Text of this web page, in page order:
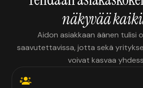
näkyvää
Aidon asiakkaan äänen tulisi
saavutettavissa, jotta sekä
voivat kasvaa